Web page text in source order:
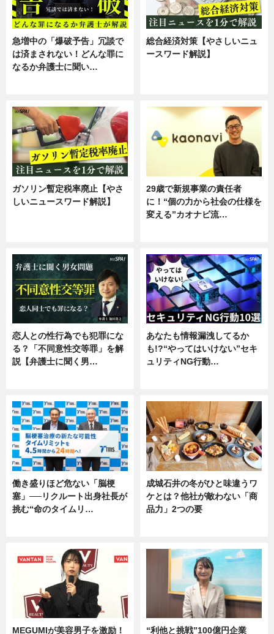
急増中の「爆破予告」冗談で
は済まされない！どんな罪に
なるか弁護士に聞い…
総合経済対策【やさしいニュ
ースワード解説】
ガソリン暫定税率廃止【やさ
しいニュースワード解説】
29歳で新規事業の責任者
に！“個の力から社会の仕様を
変える”カオナビ流…
恋人との性行為でも犯罪にな
る？「不同意性交等罪」を解
説【弁護士に聞く男…
あなたも情報漏洩してるか
も!?“やってはいけない”セキ
ュリティNG行動…
働き盛りほど危ない「脳梗
塞」──リクルート出身社長が
挑む“命のタイムリ…
成城石井の冬がひと味違うワ
ケとは？他社が敵わない「商
品力」2つの要
MEGUMIが美容男子を激励！
“利他と挑戦”100億円企業